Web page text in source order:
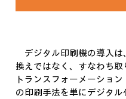
デジタル印刷機の導入は
換えではなく、すなわち
トランスフォーメーショ
の印刷手法を単にデジタル